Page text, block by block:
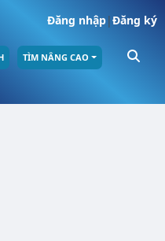
Đăng nhập|Đăng ký
TÌM NÂNG CAO